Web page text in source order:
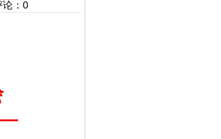
： 0